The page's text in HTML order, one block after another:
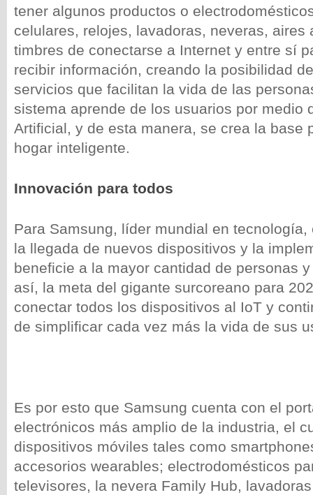
tener algunos productos o
celulares, relojes, lavadoras, neveras, aires
timbres de conectarse a Internet y entre sí
recibir información, creando la posibilidad
servicios que facilitan la vida de las
sistema aprende de los usuarios por medio
Artificial, y de esta manera, se crea la base
hogar inteligente.
Innovación para todos
Para Samsung, líder mundial en tecnología,
la llegada de nuevos dispositivos y la
beneficie a la mayor cantidad de personas
así, la meta del gigante surcoreano para
conectar todos los dispositivos al IoT y
de simplificar cada vez más la vida de sus
Es por esto que Samsung cuenta con el
electrónicos más amplio de la industria, el
dispositivos móviles tales como
accesorios wearables; electrodomésticos
televisores, la nevera Family Hub,
wp-